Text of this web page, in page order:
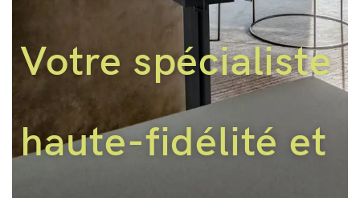
Votre spécialiste
haute-fidélité et